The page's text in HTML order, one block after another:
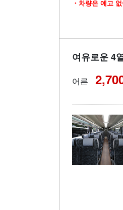
・차량은 예고
여유로운 4
어른